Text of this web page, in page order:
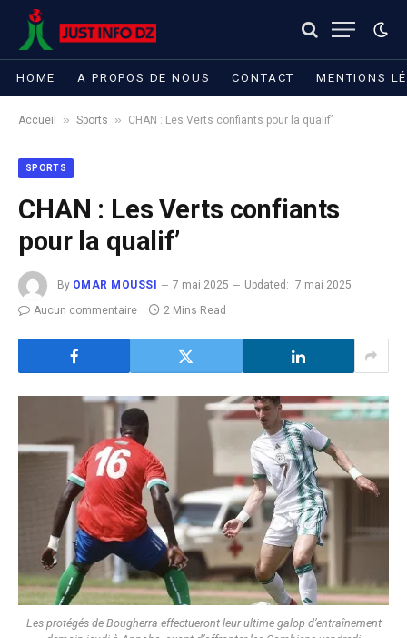
HOME A PROPOS DE NOUS CONTACT MENTIONS
Accueil » Sports » CHAN : Les Verts confiants pour la qualif’
SPORTS
CHAN : Les Verts confiants
pour la qualif’
By OMAR MOUSSI 7 mai 2025 Updated: 7 mai 2025
Aucun commentaire
2 Mins Read
Les protégés de Bougherra effectueront leur ultime galop d’entraînement